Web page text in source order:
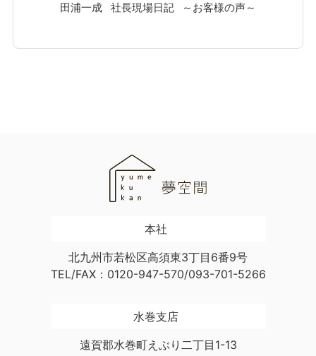
田浦一成 社長現場日記 ～お客様の声～
本社
北九州市若松区高須東3丁目6番9号
TEL/FAX：0120-947-570/093-701-5266
水巻支店
遠賀郡水巻町えぶり二丁目1-13